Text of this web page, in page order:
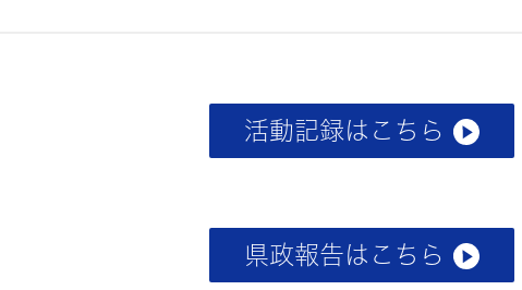
活動記録はこちら
県政報告はこちら